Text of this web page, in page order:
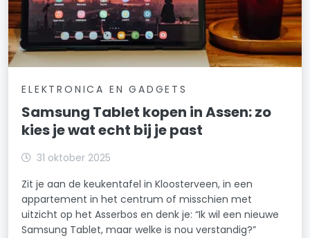
ELEKTRONICA EN GADGETS
Samsung Tablet kopen in Assen: zo
kies je wat echt bij je past
31 oktober 2025
Zit je aan de keukentafel in Kloosterveen, in een
appartement in het centrum of misschien met
uitzicht op het Asserbos en denk je: “Ik wil een nieuwe
Samsung Tablet, maar welke is nou verstandig?”